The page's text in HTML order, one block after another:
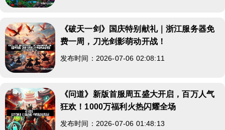
《破天一剑》国庆特别献礼｜浙江服务器免
费一周，刀光剑影萌动开战！
发布时间：2026-07-06 02:08:11
《问道》新版首服周五盛大开启，百万人气
狂欢！1000万福利火热闪耀全场
发布时间：2026-07-06 01:48:13